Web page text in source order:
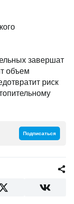
завершат
объем
риск
Подписаться